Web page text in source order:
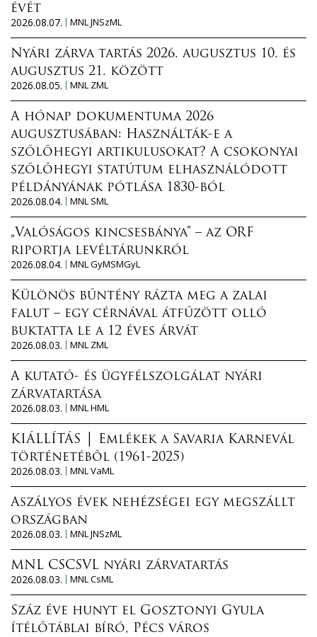
évét
2026.08.07.
MNL JNSzML
Nyári zárva tartás 2026. augusztus 10. és
augusztus 21. között
2026.08.05.
MNL ZML
A hónap dokumentuma 2026
augusztusában: Használták-e a
szőlőhegyi artikulusokat? A csokonyai
szőlőhegyi statútum elhasználódott
példányának pótlása 1830-ból
2026.08.04.
MNL SML
„Valóságos kincsesbánya” – az ORF
riportja levéltárunkról
2026.08.04.
MNL GyMSMGyL
Különös bűntény rázta meg a zalai
falut – egy cérnával átfűzött olló
buktatta le a 12 éves árvát
2026.08.03.
MNL ZML
A kutató- és ügyfélszolgálat nyári
zárvatartása
2026.08.03.
MNL HML
KIÁLLÍTÁS │ Emlékek a Savaria Karnevál
történetéből (1961-2025)
2026.08.03.
MNL VaML
Aszályos évek nehézségei egy megszállt
országban
2026.08.03.
MNL JNSzML
MNL CSCSVL nyári zárvatartás
2026.08.03.
MNL CsML
Száz éve hunyt el Gosztonyi Gyula
ítélőtáblai bíró, Pécs város